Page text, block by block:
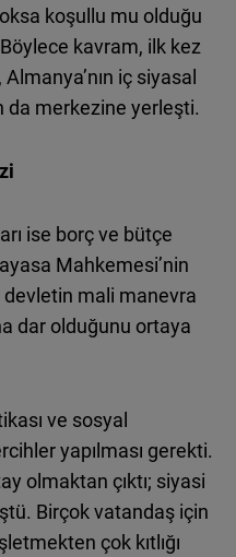
koşullu mu olduğu
kavram, ilk kez
iç siyasal
da merkezine yerleşti.
ise borç ve bütçe
Mahkemesi’nin
devletin mali manevra
dar olduğunu ortaya
ve sosyal
yapılması gerekti.
olmaktan çıktı; siyasi
Birçok vatandaş için
çok kıtlığı